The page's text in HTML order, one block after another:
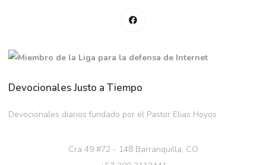
Devocionales Justo a Tiempo
Devocionales diarios fundado por el Pastor Elias Hoyos
Cra 49 #72 - 148 Barranquilla, CO